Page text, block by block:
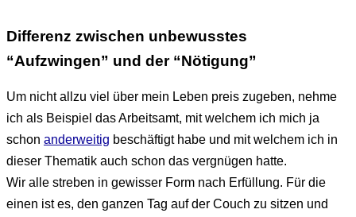
Differenz zwischen unbewusstes
“Aufzwingen” und der “Nötigung”
Um nicht allzu viel über mein Leben preis zugeben, nehme
ich als Beispiel das Arbeitsamt, mit welchem ich mich ja
schon anderweitig beschäftigt habe und mit welchem ich in
dieser Thematik auch schon das vergnügen hatte.
Wir alle streben in gewisser Form nach Erfüllung. Für die
einen ist es, den ganzen Tag auf der Couch zu sitzen und